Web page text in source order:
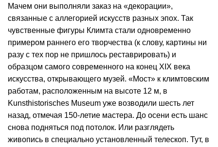
Мачем они выполняли заказ на «декорации»,
связанные с аллегорией искусств разных эпох. Так
чувственные фигуры Климта стали одновременно
примером раннего его творчества (к слову, картины ни
разу с тех пор не пришлось реставрировать) и
образцом самого современного на конец XIX века
искусства, открывающего музей. «Мост» к климтовским
работам, расположенным на высоте 12 м, в
Kunsthistorisches Museum уже возводили шесть лет
назад, отмечая 150-летие мастера. До осени есть шанс
снова подняться под потолок. Или разглядеть
живопись в специально установленный телескоп. Тут, в